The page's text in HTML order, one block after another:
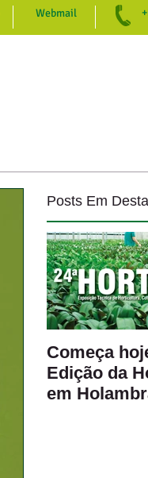
Webmail
Posts Em
Começa
Edição da
em